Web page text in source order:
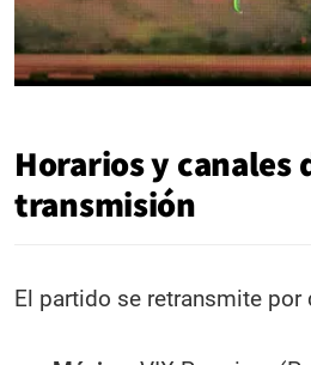
Horarios y canales
transmisión
El partido se retransmite